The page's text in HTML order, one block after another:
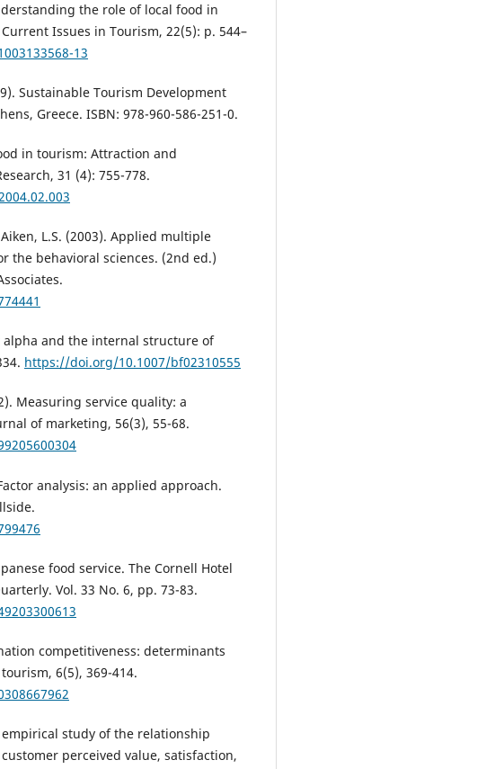
the role of local food in
Issues in Tourism, 22(5): p. 544–
13
Sustainable Tourism Development
Greece. ISBN: 978-960-586-251-0.
in tourism: Attraction and
31 (4): 755-778.
Aiken, L.S. (2003). Applied multiple
the behavioral sciences. (2nd ed.)
alpha and the internal structure of
https://doi.org/10.1007/bf02310555
Measuring service quality: a
of marketing, 56(3), 55-68.
analysis: an applied approach.
food service. The Cornell Hotel
Vol. 33 No. 6, pp. 73-83.
competitiveness: determinants
6(5), 369-414.
empirical study of the relationship
perceived value, satisfaction,